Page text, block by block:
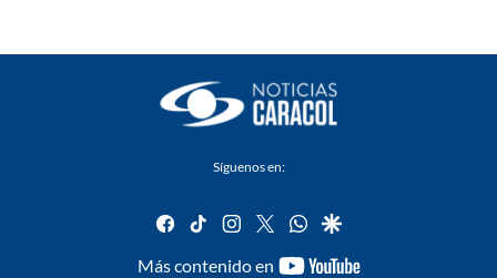
Síguenos en:
facebook
tiktok instagram
twitterwhatsapp
google
Más contenido en
youtube-